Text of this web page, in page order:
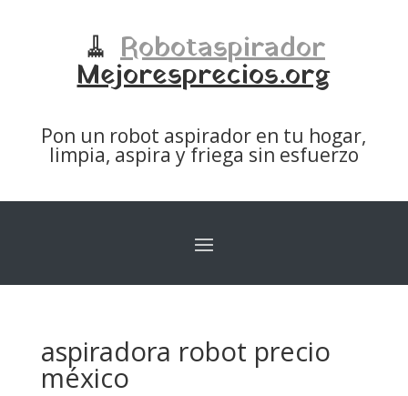
🧹 Robotaspirador
Mejoresprecios.org
Pon un robot aspirador en tu hogar,
limpia, aspira y friega sin esfuerzo
aspiradora robot precio
méxico